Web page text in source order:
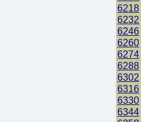
6218
6232
6246
6260
6274
6288
6302
6316
6330
6344